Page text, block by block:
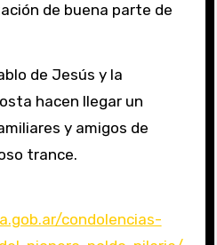
de buena parte de
de Jesús y la
hacen llegar un
y amigos de
trance.
condolencias-